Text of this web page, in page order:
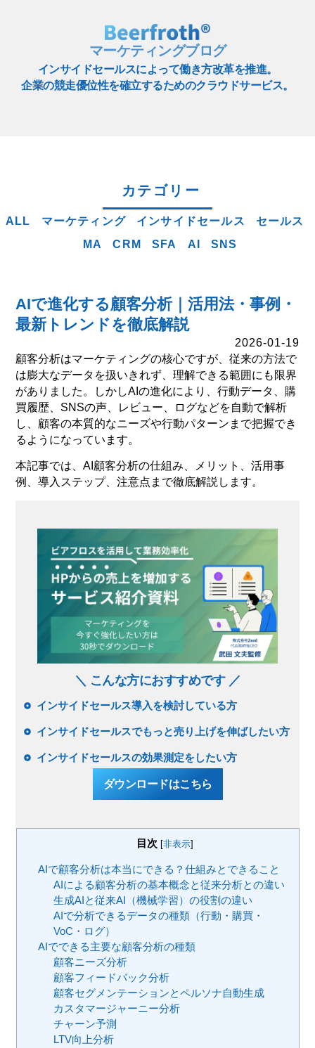
マーケティングブログ
インサイドセールスによって働き方改革を推進。
企業の競走優位性を確立するためのクラウドサービス。
カテゴリー
ALL マーケティング インサイドセールス
セールス
MA
CRM SFA AI SNS
AIで進化する顧客分析｜活用法・事例・
最新トレンドを徹底解説
2026-01-19
顧客分析はマーケティングの核心ですが、従来の方法で
は膨大なデータを扱いきれず、理解できる範囲にも限界
がありました。しかしAIの進化により、行動データ、購
買履歴、SNSの声、レビュー、ログなどを自動で解析
し、顧客の本質的なニーズや行動パターンまで把握でき
るようになっています。
本記事では、AI顧客分析の仕組み、メリット、活用事
例、導入ステップ、注意点まで徹底解説します。
＼ こんな方におすすめです ／
インサイドセールス導入を検討している方
インサイドセールスでもっと売り上げを伸ばしたい方
インサイドセールスの効果測定をしたい方
ダウンロードはこちら
目次 [非表示]
AIで顧客分析は本当にできる？仕組みとできること
AIによる顧客分析の基本概念と従来分析との違い
生成AIと従来AI（機械学習）の役割の違い
AIで分析できるデータの種類（行動・購買・
VoC・ログ）
AIでできる主要な顧客分析の種類
顧客ニーズ分析
顧客フィードバック分析
顧客セグメンテーションとペルソナ自動生成
カスタマージャーニー分析
チャーン予測
LTV向上分析